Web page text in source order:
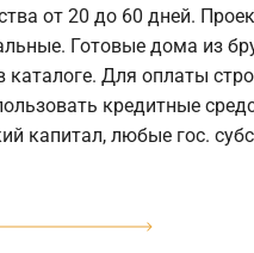
от 20 до 60 дней.
Готовые дома из
каталоге. Для оплаты
кредитные
капитал, любые гос.